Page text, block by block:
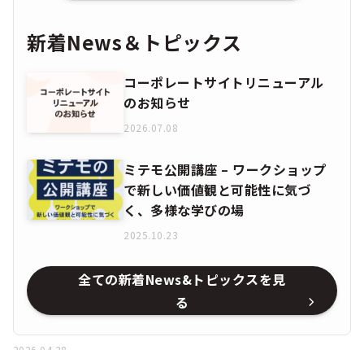
新着News＆トピックス
コーポレートサイトリニューアル
のお知らせ
2026.07.08
ミテモ公開講座 – ワークショップ
で新しい価値観と可能性に気づ
く、多様な学びの場
2025.10.23
全ての新着News&トピックスを見
る